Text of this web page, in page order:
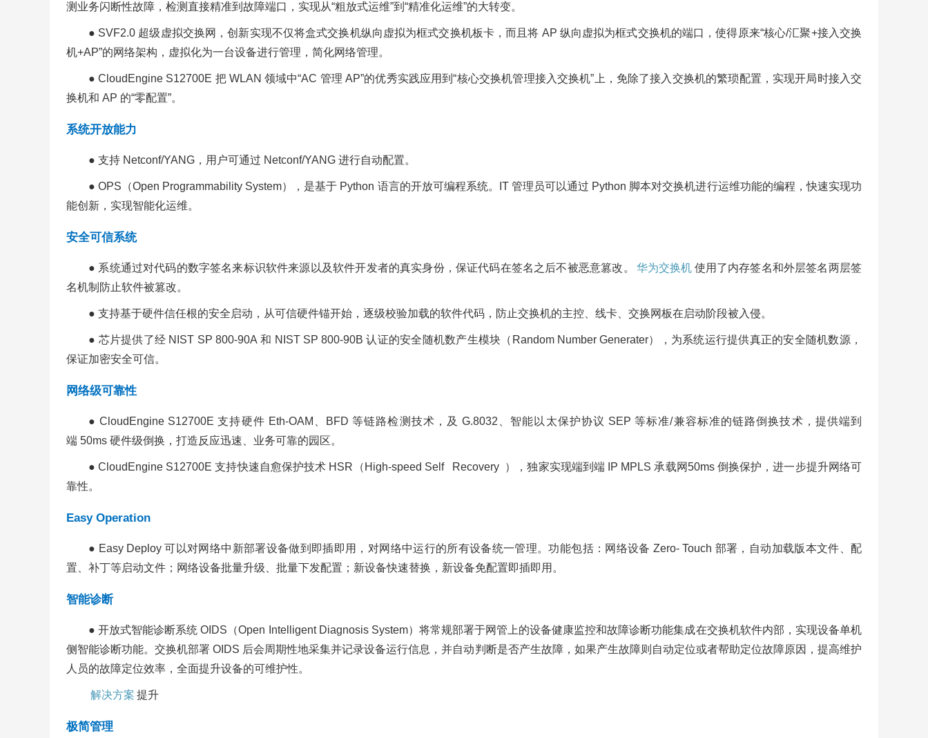
测业务闪断性故障，检测直接精准到故障端口，实现从“粗放式运维”到“精准化运维”的大转变。
● SVF2.0 超级虚拟交换网，创新实现不仅将盒式交换机纵向虚拟为框式交换机板卡，而且将 AP 纵向虚拟为框式交换机的端口，使得原来“核心/汇聚+接入交换
机+AP”的网络架构，虚拟化为一台设备进行管理，简化网络管理。
● CloudEngine S12700E 把 WLAN 领域中“AC 管理 AP”的优秀实践应用到“核心交换机管理接入交换机”上，免除了接入交换机的繁琐配置，实现开局时接入交
换机和 AP 的“零配置”。
系统开放能力
● 支持 Netconf/YANG，用户可通过 Netconf/YANG 进行自动配置。
● OPS（Open Programmability System），是基于 Python 语言的开放可编程系统。IT 管理员可以通过 Python 脚本对交换机进行运维功能的编程，快速实现功
能创新，实现智能化运维。
安全可信系统
● 系统通过对代码的数字签名来标识软件来源以及软件开发者的真实身份，保证代码在签名之后不被恶意篡改。 华为交换机 使用了内存签名和外层签名两层签
名机制防止软件被篡改。
● 支持基于硬件信任根的安全启动，从可信硬件锚开始，逐级校验加载的软件代码，防止交换机的主控、线卡、交换网板在启动阶段被入侵。
● 芯片提供了经 NIST SP 800-90A 和 NIST SP 800-90B 认证的安全随机数产生模块（Random Number Generater），为系统运行提供真正的安全随机数源，
保证加密安全可信。
网络级可靠性
● CloudEngine S12700E 支持硬件 Eth-OAM、BFD 等链路检测技术，及 G.8032、智能以太保护协议 SEP 等标准/兼容标准的链路倒换技术，提供端到
端 50ms 硬件级倒换，打造反应迅速、业务可靠的园区。
● CloudEngine S12700E 支持快速自愈保护技术 HSR（High-speed Self Recovery ），独家实现端到端 IP MPLS 承载网50ms 倒换保护，进一步提升网络可
靠性。
Easy Operation
● Easy Deploy 可以对网络中新部署设备做到即插即用，对网络中运行的所有设备统一管理。功能包括：网络设备 Zero- Touch 部署，自动加载版本文件、配
置、补丁等启动文件；网络设备批量升级、批量下发配置；新设备快速替换，新设备免配置即插即用。
智能诊断
● 开放式智能诊断系统 OIDS（Open Intelligent Diagnosis System）将常规部署于网管上的设备健康监控和故障诊断功能集成在交换机软件内部，实现设备单机
侧智能诊断功能。交换机部署 OIDS 后会周期性地采集并记录设备运行信息，并自动判断是否产生故障，如果产生故障则自动定位或者帮助定位故障原因，提高维护
人员的故障定位效率，全面提升设备的可维护性。
解决方案 提升
极简管理